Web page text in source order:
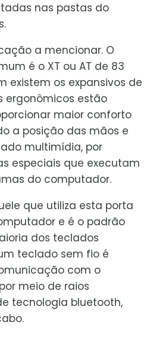
nas pastas do
a mencionar. O
é o XT ou AT de 83
existem os expansivos de
ergonômicos estão
maior conforto
a posição das mãos e
multimídia, por
especiais que executam
do computador.
que utiliza esta porta
e é o padrão
dos teclados
teclado sem fio é
com o
meio de raios
tecnologia bluetooth,